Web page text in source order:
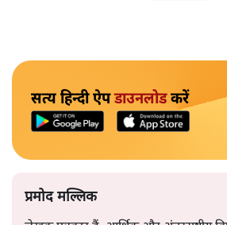
सत्य हिन्दी ऐपडाउनलोडकरें
प्रमोद मल्लिक